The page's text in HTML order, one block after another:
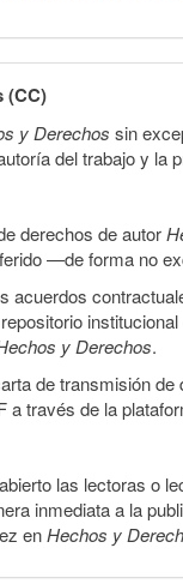
(CC)
y Derechos sin
del trabajo y
derechos de autor
—de forma no
acuerdos
y Derechos.
de transmisión
a través de la
las lectoras o
inmediata a la
enHechos y